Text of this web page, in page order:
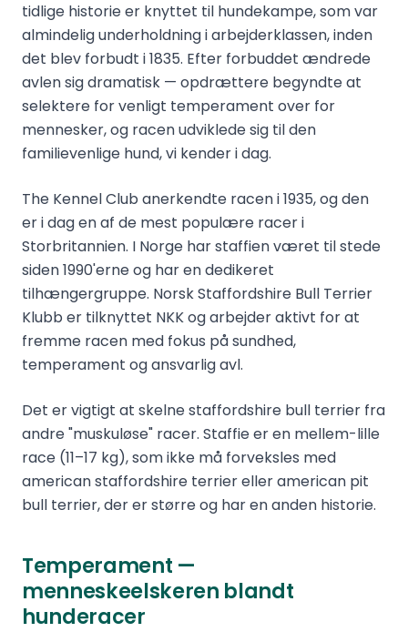
tidlige historie er knyttet til hundekampe, som var
almindelig underholdning i arbejderklassen, inden
det blev forbudt i 1835. Efter forbuddet ændrede
avlen sig dramatisk — opdrættere begyndte at
selektere for venligt temperament over for
mennesker, og racen udviklede sig til den
familievenlige hund, vi kender i dag.
The Kennel Club anerkendte racen i 1935, og den
er i dag en af de mest populære racer i
Storbritannien. I Norge har staffien været til stede
siden 1990'erne og har en dedikeret
tilhængergruppe. Norsk Staffordshire Bull Terrier
Klubb er tilknyttet NKK og arbejder aktivt for at
fremme racen med fokus på sundhed,
temperament og ansvarlig avl.
Det er vigtigt at skelne staffordshire bull terrier fra
andre "muskuløse" racer. Staffie er en mellem-lille
race (11–17 kg), som ikke må forveksles med
american staffordshire terrier eller american pit
bull terrier, der er større og har en anden historie.
Temperament —
menneskeelskeren blandt
hunderacer